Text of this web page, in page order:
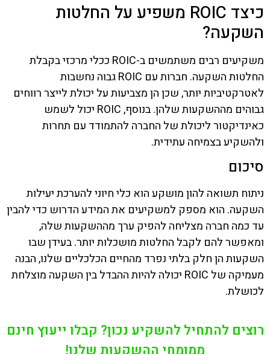
כיצד ROIC משפיע על החלטות
השקעה?
משקיעים רבים משתמשים ב-ROIC ככלי מרכזי בקבלת
החלטות השקעה. חברות עם ROIC גבוה נחשבות
לאטרקטיביות יותר, שכן הן מצביעות על יכולת לייצר רווחים
גבוהים מההשקעות שלהן. בנוסף, ROIC יכול לשמש
כאינדיקטור ליכולת של החברה להתמודד עם תחרות
ולהשקיע בצמיחה עתידית.
סיכום
ניתוח תשואה להון מושקע הוא כלי חיוני להערכת יעילות
השקעה. הוא מספק למשקיעים את המידע הדרוש כדי להבין
עד כמה חברה מצליחה להפיק ערך מההשקעות שלה,
ומאפשר להם לקבל החלטות מושכלות יותר. בעידן שבו
השקעות הן חלק בלתי נפרד מהחיים הכלכליים שלנו, הבנה
מעמיקה של ROIC יכולה להיות ההבדל בין השקעה מוצלחת
לכושלת.
רוצים להתחיל להשקיע נכון? קבלו ייעוץ חינם